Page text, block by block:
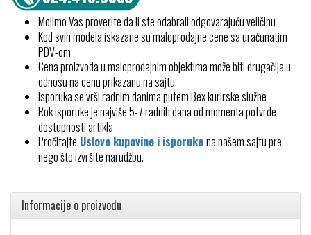
Molimo Vas proverite da li ste odabrali odgovarajuću veličinu
Kod svih modela iskazane su maloprodajne cene sa uračunatim
PDV-om
Cena proizvoda u maloprodajnim objektima može biti drugačija u
odnosu na cenu prikazanu na sajtu.
Isporuka se vrši radnim danima putem Bex kurirske službe
Rok isporuke je najviše 5-7 radnih dana od momenta potvrde
dostupnosti artikla
Pročitajte Uslove kupovine i isporukena našem sajtu pre
nego što izvršite narudžbu.
Informacije o proizvodu